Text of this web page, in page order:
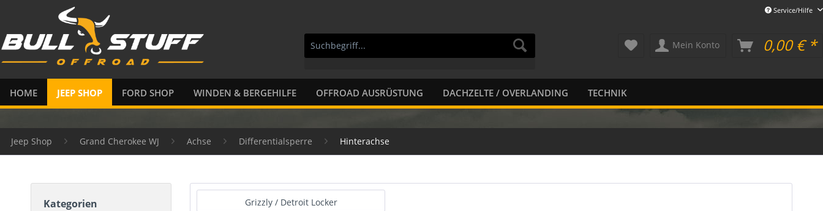
Service/Hilfe
Mein Konto 0,00 € *
HOME JEEP SHOP FORD SHOP WINDEN & BERGEHILFE OFFROAD AUSRÜSTUNG DACHZELTE / OVERLANDING TECHNIK
Jeep Shop Grand Cherokee WJ Achse Differentialsperre Hinterachse
Kategorien Grizzly / Detroit Locker